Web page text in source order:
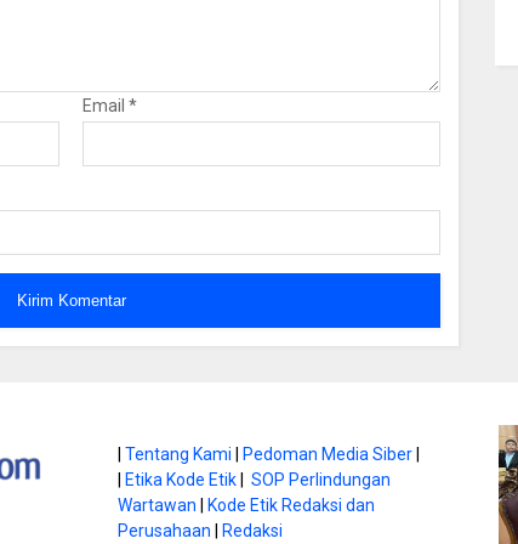
Email *
|Tentang Kami Pedoman Media Siber
Etika Kode Etik |SOP Perlindungan
Wartawan
Kode Etik Redaksi dan
Perusahaan
Redaksi
di Gunung
Ini
Literasi Jadi Bekal Utama
Siswa di Era Digital